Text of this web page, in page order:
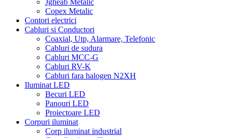
Jgheab Metalic
Copex Metalic
Contori electrici
Cabluri si Conductori
Coaxial, Utp, Alarmare, Telefonic
Cabluri de sudura
Cabluri MCC-G
Cabluri RV-K
Cabluri fara halogen N2XH
Iluminat LED
Becuri LED
Panouri LED
Proiectoare LED
Corpuri iluminat
Corp iluminat industrial